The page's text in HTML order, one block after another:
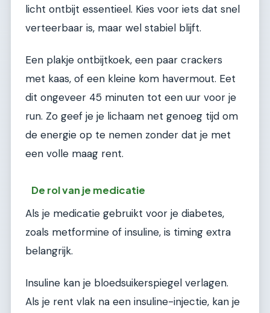
licht ontbijt essentieel. Kies voor iets dat snel
verteerbaar is, maar wel stabiel blijft.
Een plakje ontbijtkoek, een paar crackers
met kaas, of een kleine kom havermout. Eet
dit ongeveer 45 minuten tot een uur voor je
run. Zo geef je je lichaam net genoeg tijd om
de energie op te nemen zonder dat je met
een volle maag rent.
De rol van je medicatie
Als je medicatie gebruikt voor je diabetes,
zoals metformine of insuline, is timing extra
belangrijk.
Insuline kan je bloedsuikerspiegel verlagen.
Als je rent vlak na een insuline-injectie, kan je